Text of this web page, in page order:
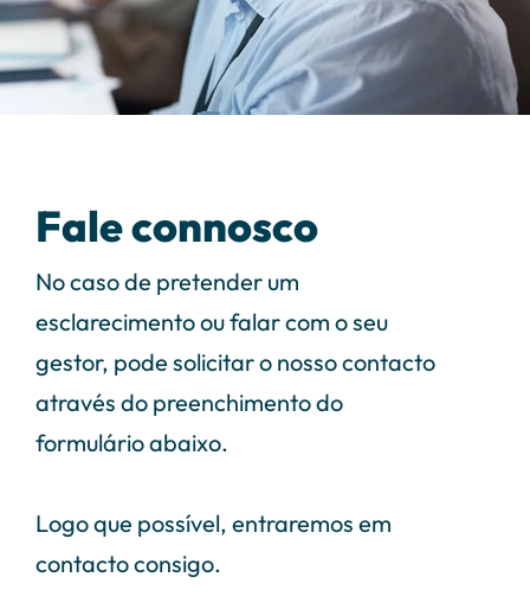
Fale connosco
No caso de pretender um
esclarecimento ou falar com o seu
gestor, pode solicitar o nosso contacto
através do preenchimento do
formulário abaixo.
Logo que possível, entraremos em
contacto consigo.